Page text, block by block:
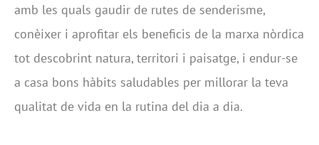
amb les quals gaudir de rutes de senderisme,
conèixer i aprofitar els beneficis de la marxa nòrdica
tot descobrint natura, territori i paisatge, i endur-se
a casa bons hàbits saludables per millorar la teva
qualitat de vida en la rutina del dia a dia.